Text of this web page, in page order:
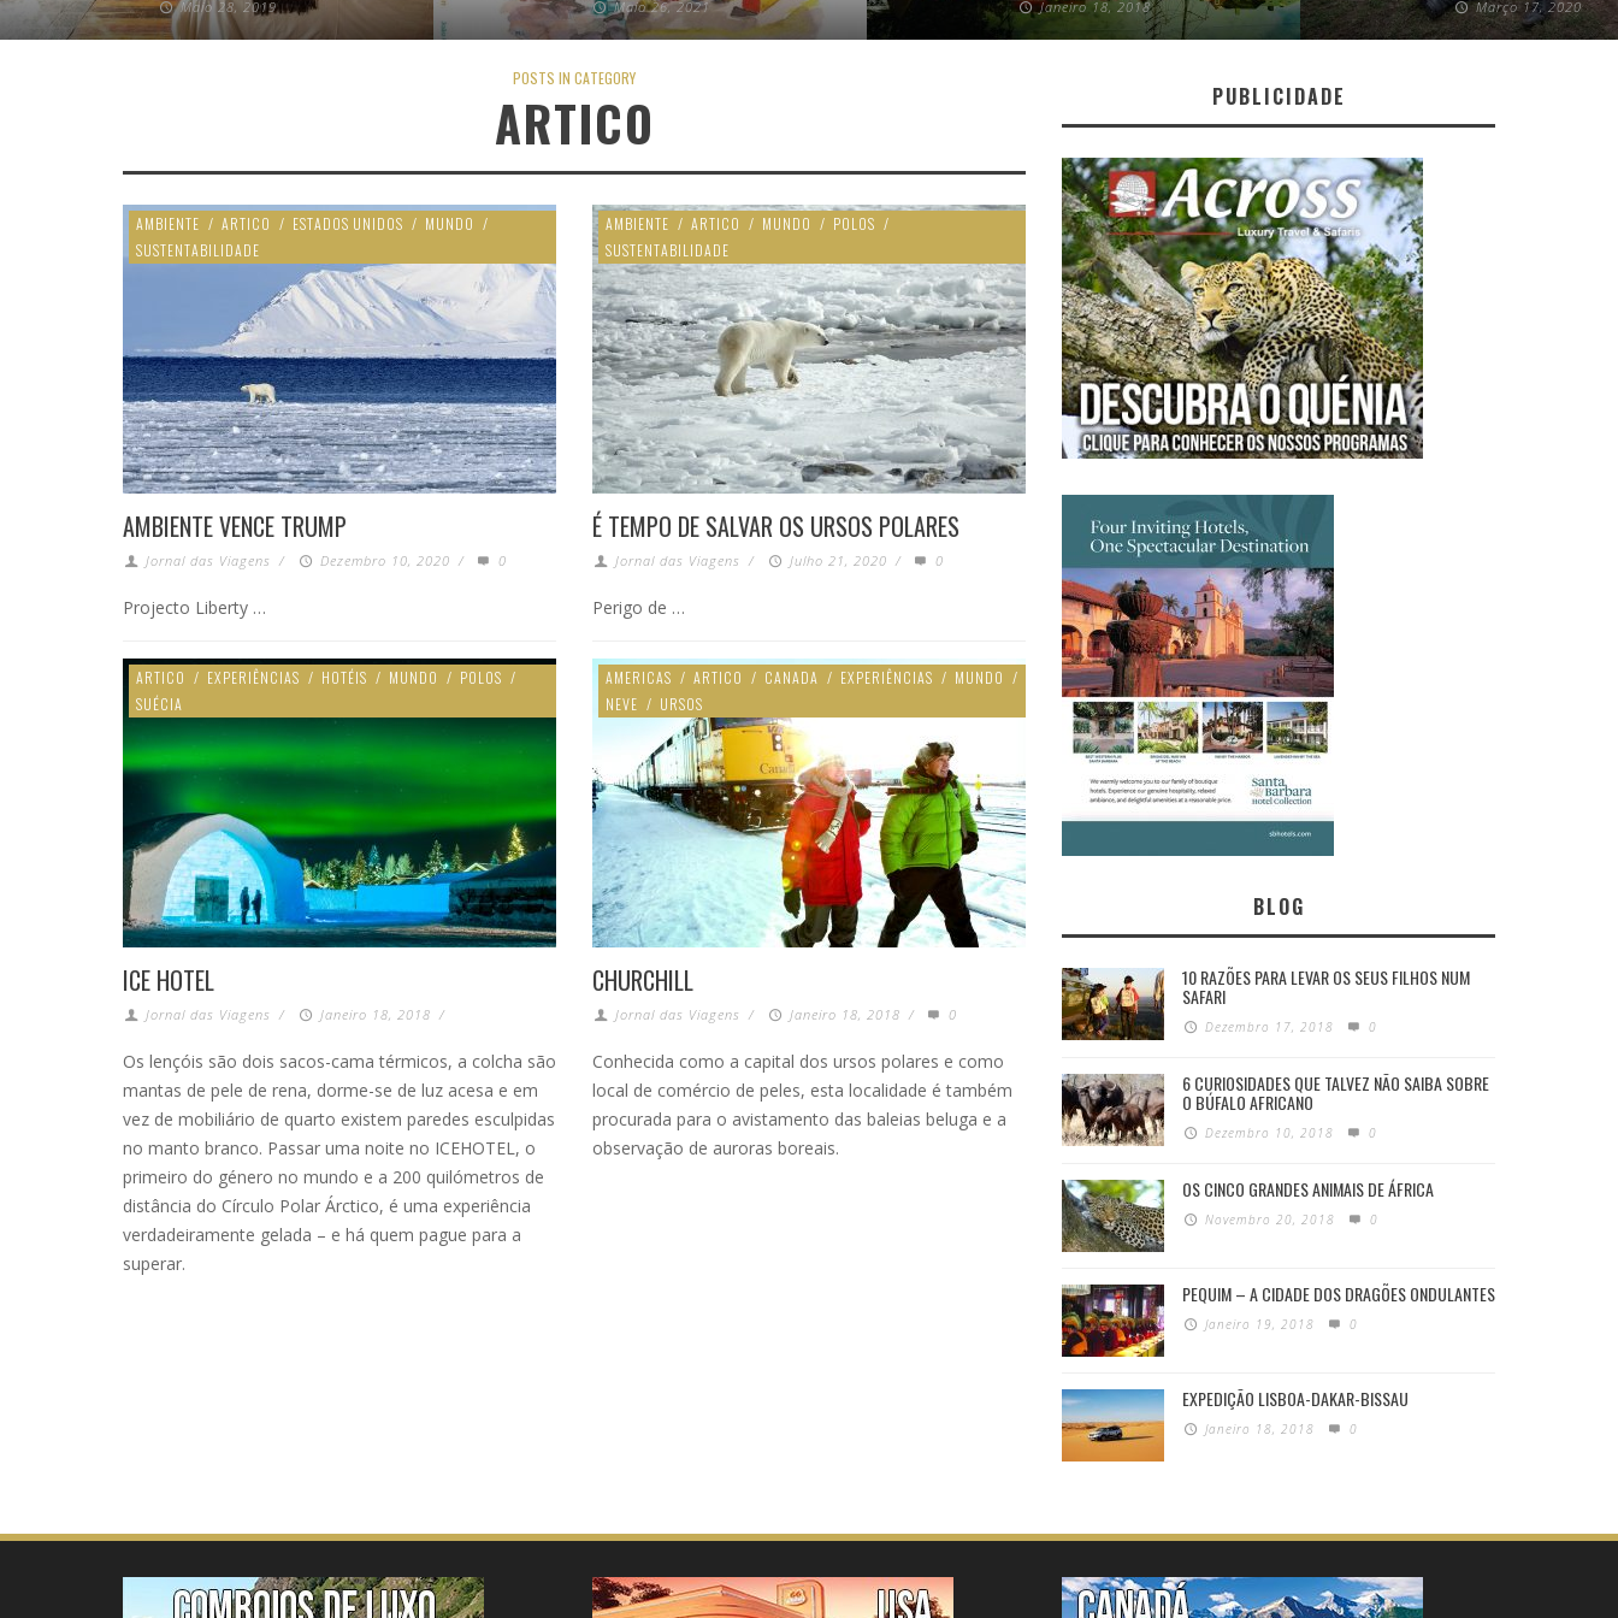
Maio 28, 2019 Maio 26, 2021 Janeiro 18, 2018 Março 17, 2020
POSTS IN CATEGORY
ARTICO
AMBIENTE / ARTICO / ESTADOS UNIDOS / MUNDO /
SUSTENTABILIDADE
AMBIENTE VENCE TRUMP
Jornal das Viagens / Dezembro 10, 2020 / 0
Projecto Liberty …
AMBIENTE / ARTICO / MUNDO / POLOS /
SUSTENTABILIDADE
É TEMPO DE SALVAR OS URSOS POLARES
Jornal das Viagens / Julho 21, 2020 / 0
Perigo de …
ARTICO / EXPERIÊNCIAS / HOTÉIS / MUNDO / POLOS /
SUÉCIA
ICE HOTEL
Jornal das Viagens / Janeiro 18, 2018 /
Os lençóis são dois sacos-cama térmicos, a colcha são
mantas de pele de rena, dorme-se de luz acesa e em
vez de mobiliário de quarto existem paredes esculpidas
no manto branco. Passar uma noite no ICEHOTEL, o
primeiro do género no mundo e a 200 quilómetros de
distância do Círculo Polar Árctico, é uma experiência
verdadeiramente gelada – e há quem pague para a
superar.
AMERICAS / ARTICO / CANADA / EXPERIÊNCIAS / MUNDO /
NEVE / URSOS
CHURCHILL
Jornal das Viagens / Janeiro 18, 2018 / 0
Conhecida como a capital dos ursos polares e como
local de comércio de peles, esta localidade é também
procurada para o avistamento das baleias beluga e a
observação de auroras boreais.
PUBLICIDADE
BLOG
10 RAZÕES PARA LEVAR OS SEUS FILHOS NUM
SAFARI
Dezembro 17, 2018 0
6 CURIOSIDADES QUE TALVEZ NÃO SAIBA SOBRE
O BÚFALO AFRICANO
Dezembro 10, 2018 0
OS CINCO GRANDES ANIMAIS DE ÁFRICA
Novembro 20, 2018 0
PEQUIM – A CIDADE DOS DRAGÕES ONDULANTES
Janeiro 19, 2018 0
EXPEDIÇÃO LISBOA-DAKAR-BISSAU
Janeiro 18, 2018 0